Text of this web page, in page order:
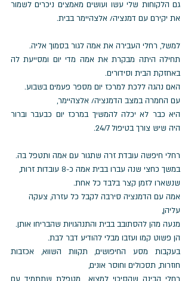
את יקירם עם דמנציה/ אלצהיימר בבית.
למשל, רחלי העבירה את אמה לגור בסמוך אליה.
באחזקת הבית וסידורים.
האם נהגה ללכת למרכז יום מספר פעמים בשבוע.
עם החמרה במצב הדמנציה/ אלצהיימר,
היה שיש צורך בטיפול 24/7.
רחלי חיפשה עובדת זרה שתגור עם אמה ותטפל בה.
במשך כחצי שנה עברו בבית אמה כ-8 עובדות זרות,
שנשארו לזמן קצר בלבד כל אחת.
אמה עם הדמנציה סירבה לקבל כל עזרה, צעקה
עליהן,
מנעה מהן להסתובב בבית והתנהגויות שהבריחו אותן.
הן פשוט קמו ועזבו מבלי להודיע דבר לבת.
חוזרות, תסכולים וחוסר אונים,